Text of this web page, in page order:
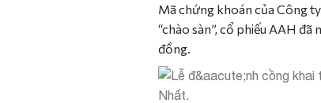
Mã chứng khoán của Công
“chào sàn”, cổ phiếu AAH
đồng.